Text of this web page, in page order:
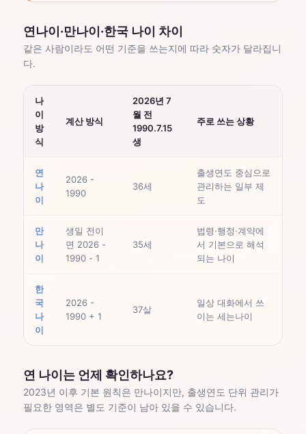
연나이·만나이·한국 나이 차이
같은 사람이라도 어떤 기준을 쓰는지에 따라 숫자가 달라집니
다.
나
이
방
식
계산 방식
2026년 7
월 전
1990.7.15
생
주로 쓰는 상황
연
나
이
2026 -
1990
36세
출생연도 중심으로
관리하는 일부 제
도
만
나
이
생일 전이
면 2026 -
1990 - 1
35세
법령·행정·계약에
서 기본으로 해석
되는 나이
한
국
나
이
2026 -
1990 + 1
37살
일상 대화에서 쓰
이는 세는나이
연 나이는 언제 확인하나요?
2023년 이후 기본 원칙은 만나이지만, 출생연도 단위 관리가
필요한 영역은 별도 기준이 남아 있을 수 있습니다.